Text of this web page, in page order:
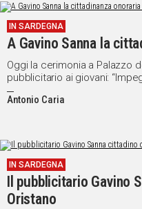
ORISTANO
SULCIS
GALLURA
OGLIASTRA
MEDIO
CAMPIDANO
NOTIZIE
POLITICA
IN
ITALIA
IN SARDEGNA
A Gavino Sanna la
Oggi la cerimonia a Palazzo
pubblicitario ai giovani:
non va bene”
Antonio Caria
IN SARDEGNA
Il pubblicitario Gavino
Oristano